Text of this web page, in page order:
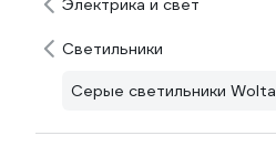
Электрика и свет
Светильники
Серые светильники Wolta